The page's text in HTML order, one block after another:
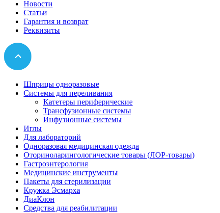
Новости
Статьи
Гарантия и возврат
Реквизиты
Шприцы одноразовые
Системы для переливания
Катетеры периферические
Трансфузионные системы
Инфузионные системы
Иглы
Для лабораторий
Одноразовая медицинская одежда
Оториноларингологические товары (ЛОР-товары)
Гастроэнтерология
Медицинские инструменты
Пакеты для стерилизации
Кружка Эсмарха
ДиаКлон
Средства для реабилитации